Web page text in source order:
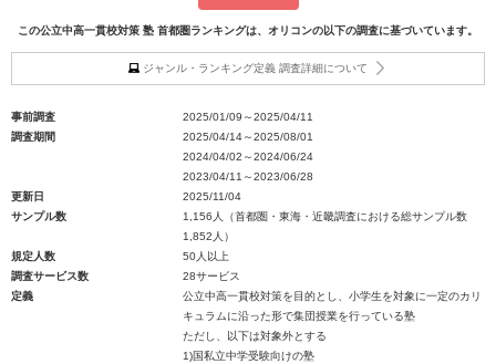
この公立中高一貫校対策 塾 首都圏ランキングは、オリコンの以下の調査に基づいています。
ジャンル・ランキング定義 調査詳細について
事前調査
2025/01/09～2025/04/11
調査期間
2025/04/14～2025/08/01
2024/04/02～2024/06/24
2023/04/11～2023/06/28
更新日
2025/11/04
サンプル数
1,156人（首都圏・東海・近畿調査における総サンプル数
1,852人）
規定人数
50人以上
調査サービス数
28サービス
定義
公立中高一貫校対策を目的とし、小学生を対象に一定のカリ
キュラムに沿った形で集団授業を行っている塾
ただし、以下は対象外とする
1)国私立中学受験向けの塾